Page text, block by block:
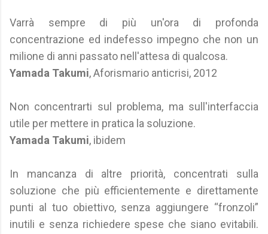
Varrà sempre di più un'ora di profonda
concentrazione ed indefesso impegno che non un
milione di anni passato nell'attesa di qualcosa.
Yamada Takumi, Aforismario anticrisi, 2012
Non concentrarti sul problema, ma sull'interfaccia
utile per mettere in pratica la soluzione.
Yamada Takumi, ibidem
In mancanza di altre priorità, concentrati sulla
soluzione che più efficientemente e direttamente
punti al tuo obiettivo, senza aggiungere “fronzoli”
inutili e senza richiedere spese che siano evitabili.